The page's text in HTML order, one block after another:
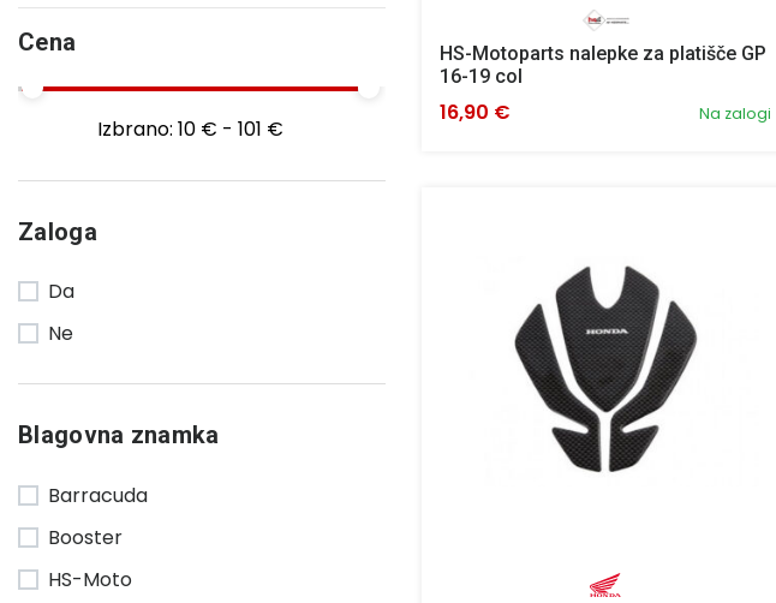
HS-Motoparts nalepke za platišče GP
16-19 col
Na zalogi
16,90 €
12
Stopalke
Indikatorji prestav
23
Stojala
Pokrivala
14
Blatniki
Ročice
Uteži
Vizirji
23
Ogledala
Ostalo
Zaščita motorja
Adapterji in distančniki
Vzmetenje in kit za znižanje
Cena
Izbrano: 10 € - 101 €
Zaloga
Da
Ne
Blagovna znamka
Barracuda
Booster
HS-Moto